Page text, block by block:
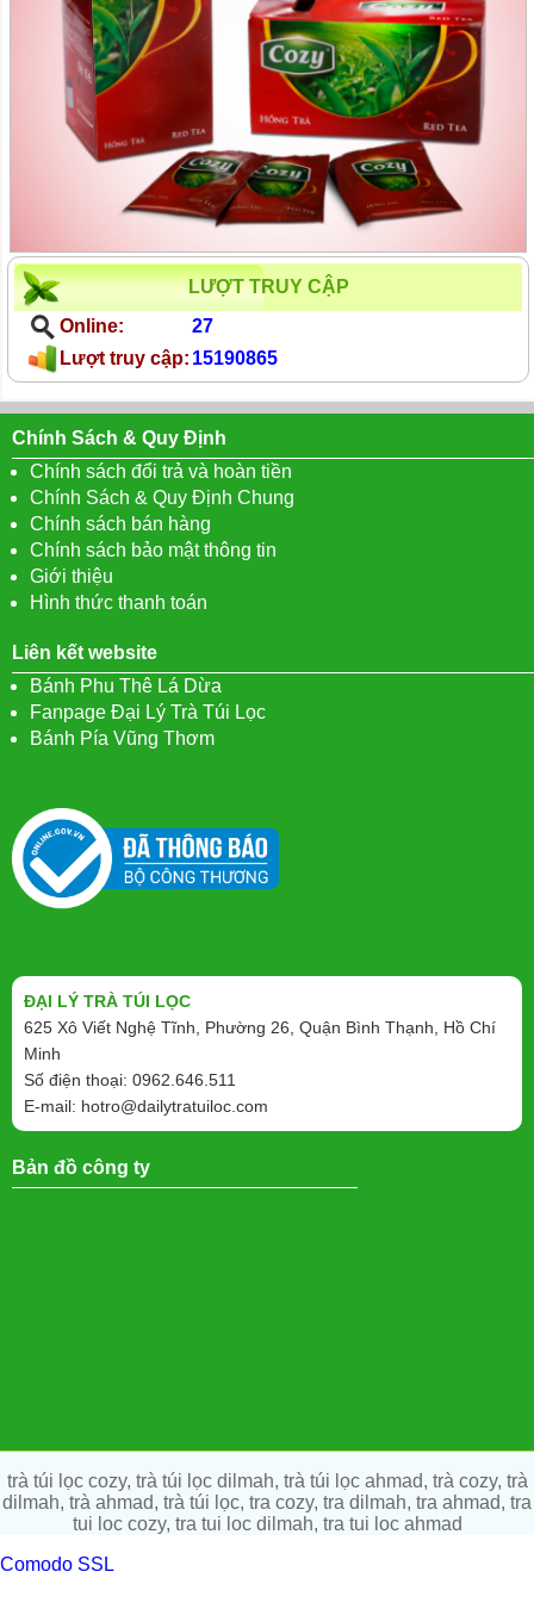
LƯỢT TRUY CẬP
Online:
27
Lượt truy cập: 15190865
Chính Sách & Quy Định
Chính sách đổi trả và hoàn tiền
Chính Sách & Quy Định Chung
Chính sách bán hàng
Chính sách bảo mật thông tin
Giới thiệu
Hình thức thanh toán
Liên kết website
Bánh Phu Thê Lá Dừa
Fanpage Đại Lý Trà Túi Lọc
Bánh Pía Vũng Thơm
ĐẠI LÝ TRÀ TÚI LỌC
625 Xô Viết Nghệ Tĩnh, Phường 26, Quận Bình Thạnh, Hồ Chí
Minh
Số điện thoại: 0962.646.511
E-mail: hotro@dailytratuiloc.com
Bản đồ công ty
trà túi lọc cozy, trà túi lọc dilmah, trà túi lọc ahmad, trà cozy, trà
dilmah, trà ahmad, trà túi lọc, tra cozy, tra dilmah, tra ahmad, tra
tui loc cozy, tra tui loc dilmah, tra tui loc ahmad
Comodo SSL